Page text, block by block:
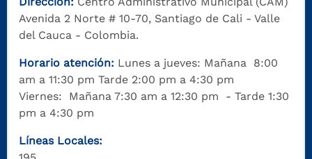
Avenida 2 Norte # 10-70, Santiago de Cali - Valle
del Cauca - Colombia.
Horario atención: Lunes a jueves: Mañana 8:00
am a 11:30 pm Tarde 2:00 pm a 4:30 pm
Viernes: Mañana 7:30 am a 12:30 pm - Tarde 1:30
pm a 4:30 pm
Líneas Locales: